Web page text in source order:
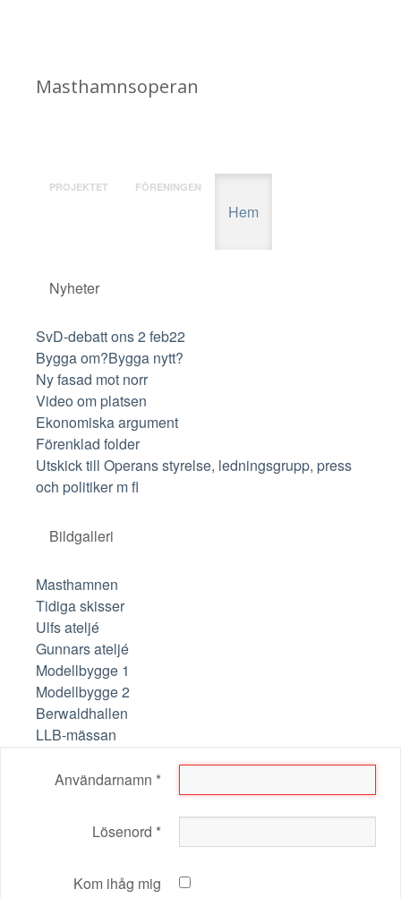
Masthamnsoperan
PROJEKTET FÖRENINGEN
Hem
Nyheter
SvD-debatt ons 2 feb22
Bygga om?Bygga nytt?
Ny fasad mot norr
Video om platsen
Ekonomiska argument
Förenklad folder
Utskick till Operans styrelse, ledningsgrupp, press
och politiker m fl
Bildgalleri
Masthamnen
Tidiga skisser
Ulfs ateljé
Gunnars ateljé
Modellbygge 1
Modellbygge 2
Berwaldhallen
LLB-mässan
Användarnamn *
Lösenord *
Kom ihåg mig